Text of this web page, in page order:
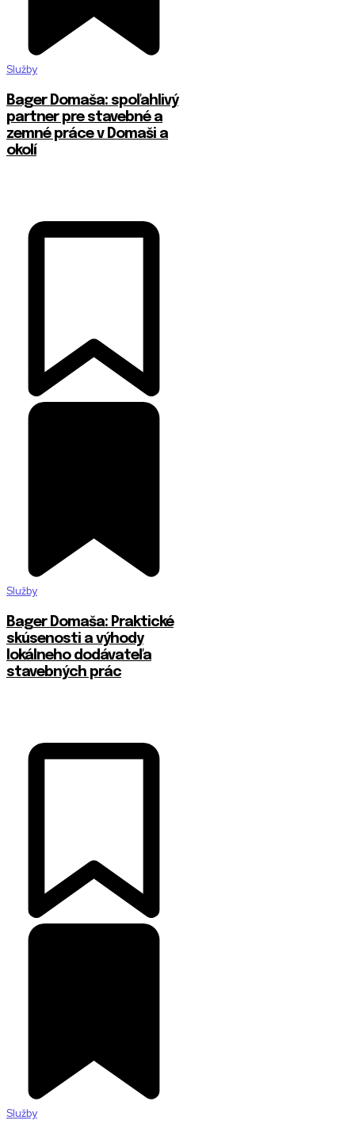
Služby
Bager Domaša: spoľahlivý
partner pre stavebné a
zemné práce v Domaši a
okolí
Služby
Bager Domaša: Praktické
skúsenosti a výhody
lokálneho dodávateľa
stavebných prác
Služby